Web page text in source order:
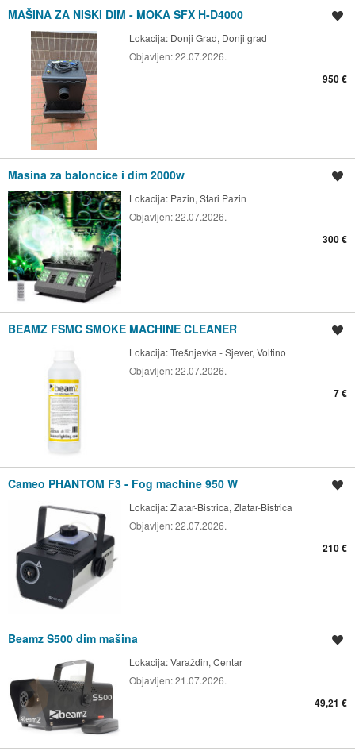
MAŠINA ZA NISKI DIM - MOKA SFX H-D4000
Lokacija: Donji Grad, Donji grad
Objavljen:22.07.2026.
950 €
Masina za baloncice i dim 2000w
Lokacija: Pazin, Stari Pazin
Objavljen:22.07.2026.
300 €
BEAMZ FSMC SMOKE MACHINE CLEANER
Lokacija:Trešnjevka - Sjever, Voltino
Objavljen:22.07.2026.
7 €
Cameo PHANTOM F3 - Fog machine 950 W
Lokacija:Zlatar-Bistrica, Zlatar-Bistrica
Objavljen:22.07.2026.
210 €
Beamz S500 dim mašina
Lokacija:Varaždin, Centar
Objavljen:21.07.2026.
49,21 €